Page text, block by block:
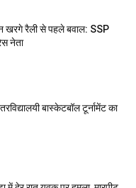
खरगे रैली से पहले बवाल: SSP
नेता
बास्केटबॉल टूर्नामेंट का